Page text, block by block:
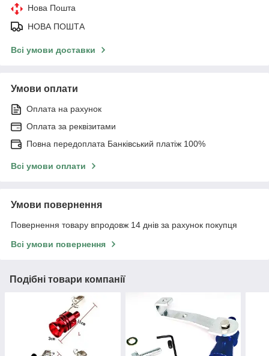
Нова Пошта
НОВА ПОШТА
Всі умови доставки
Умови оплати
Оплата на рахунок
Оплата за реквізитами
Повна передоплата Банківський платіж 100%
Всі умови оплати
Умови повернення
Повернення товару впродовж 14 днів за рахунок покупця
Всі умови повернення
Подібні товари компанії